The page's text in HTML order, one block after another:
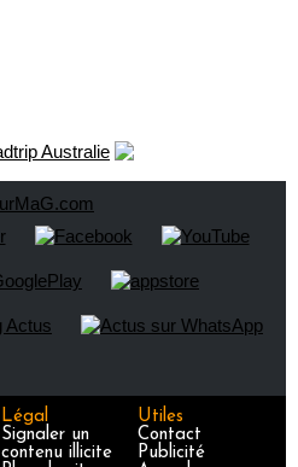
Légal
Signaler un
contenu illicite
Utiles
Contact
Publicité